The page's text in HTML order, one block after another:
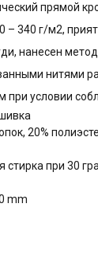
прямой
– 340 г/м2,
нанесен
нитями
при условии
20%
стирка при 30
mm